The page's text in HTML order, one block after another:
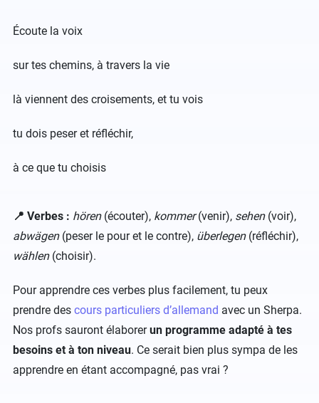
Écoute la voix
sur tes chemins, à travers la vie
là viennent des croisements, et tu vois
tu dois peser et réfléchir,
à ce que tu choisis
​📍 Verbes : hören(écouter), kommer(venir), sehen(voir),
abwägen(peser le pour et le contre), überlegen(réfléchir),
wählen(choisir).
Pour apprendre ces verbes plus facilement, tu peux
prendre des cours particuliers d’allemand avec un Sherpa.
Nos profs sauront élaborerun programme adapté à tes
besoins et à ton niveau. Ce serait bien plus sympa de les
apprendre en étant accompagné, pas vrai ?​